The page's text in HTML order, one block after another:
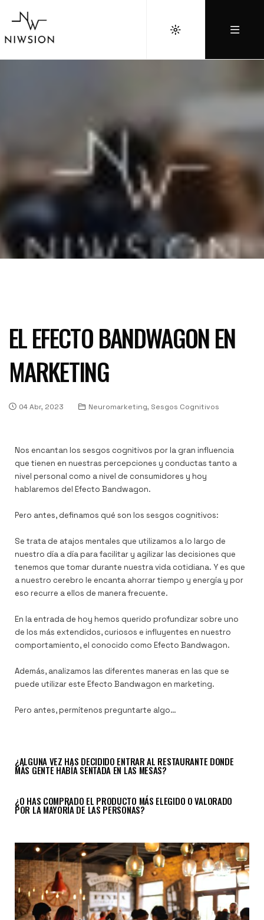
EL EFECTO BANDWAGON EN
MARKETING
04 Abr, 2023 Neuromarketing, Sesgos Cognitivos
Nos encantan los sesgos cognitivos por la gran influencia
que tienen en nuestras percepciones y conductas tanto a
nivel personal como a nivel de consumidores y hoy
hablaremos del Efecto Bandwagon.
Pero antes, definamos qué son los sesgos cognitivos:
Se trata de atajos mentales que utilizamos a lo largo de
nuestro día a día para facilitar y agilizar las decisiones que
tenemos que tomar durante nuestra vida cotidiana. Y es que
a nuestro cerebro le encanta ahorrar tiempo y energía y por
eso recurre a ellos de manera frecuente.
En la entrada de hoy hemos querido profundizar sobre uno
de los más extendidos, curiosos e influyentes en nuestro
comportamiento, el conocido como Efecto Bandwagon.
Además, analizamos las diferentes maneras en las que se
puede utilizar este Efecto Bandwagon en marketing.
Pero antes, permítenos preguntarte algo…
¿ALGUNA VEZ HAS DECIDIDO ENTRAR AL RESTAURANTE DONDE
MÁS GENTE HABÍA SENTADA EN LAS MESAS?
¿O HAS COMPRADO EL PRODUCTO MÁS ELEGIDO O VALORADO
POR LA MAYORÍA DE LAS PERSONAS?